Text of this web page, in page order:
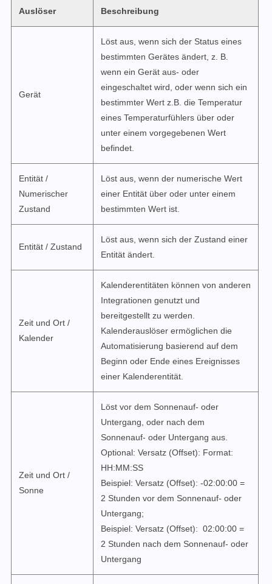
Auslöser Beschreibung
Gerät
Löst aus, wenn sich der Status eines
bestimmten Gerätes ändert, z. B.
wenn ein Gerät aus- oder
eingeschaltet wird, oder wenn sich ein
bestimmter Wert z.B. die Temperatur
eines Temperaturfühlers über oder
unter einem vorgegebenen Wert
befindet.
Entität /
Numerischer
Zustand
Löst aus, wenn der numerische Wert
einer Entität über oder unter einem
bestimmten Wert ist.
Entität / Zustand
Löst aus, wenn sich der Zustand einer
Entität ändert.
Zeit und Ort /
Kalender
Kalenderentitäten können von anderen
Integrationen genutzt und
bereitgestellt zu werden.
Kalenderauslöser ermöglichen die
Automatisierung basierend auf dem
Beginn oder Ende eines Ereignisses
einer Kalenderentität.
Zeit und Ort /
Sonne
Löst vor dem Sonnenauf- oder
Untergang, oder nach dem
Sonnenauf- oder Untergang aus.
Optional: Versatz (Offset): Format:
HH:MM:SS
Beispiel: Versatz (Offset): -02:00:00 =
2 Stunden vor dem Sonnenauf- oder
Untergang;
Beispiel: Versatz (Offset): 02:00:00 =
2 Stunden nach dem Sonnenauf- oder
Untergang